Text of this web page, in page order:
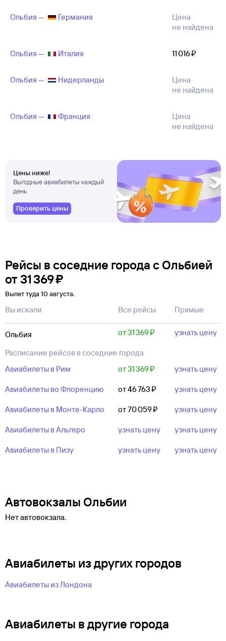
Ольбия — Германия
Цена
не найдена
Ольбия — Италия 11 ⁠016 ⁠₽
Ольбия — Нидерланды
Цена
не найдена
Ольбия — Франция
Цена
не найдена
Цены ниже!
Выгодные авиабилеты каждый
день
Проверить цены
Рейсы в соседние города с Ольбией
от31 ⁠369 ⁠₽
Вылет туда 10 августа.
Вы искали Все рейсы Прямые
Ольбия от 31 ⁠369 ⁠₽ узнать цену
Расписание рейсов в соседние города
Авиабилеты в Рим
от 31 ⁠369 ⁠₽ узнать цену
Авиабилеты во Флоренцию от 46 ⁠763 ⁠₽ узнать цену
Авиабилеты в Монте-Карло от 70 ⁠059 ⁠₽ узнать цену
Авиабилеты в Альгеро узнать цену узнать цену
Авиабилеты в Пизу узнать цену узнать цену
Автовокзалы Ольбии
Нет автовокзала.
Авиабилеты из других городов
Авиабилеты из Лондона
Авиабилеты в другие города